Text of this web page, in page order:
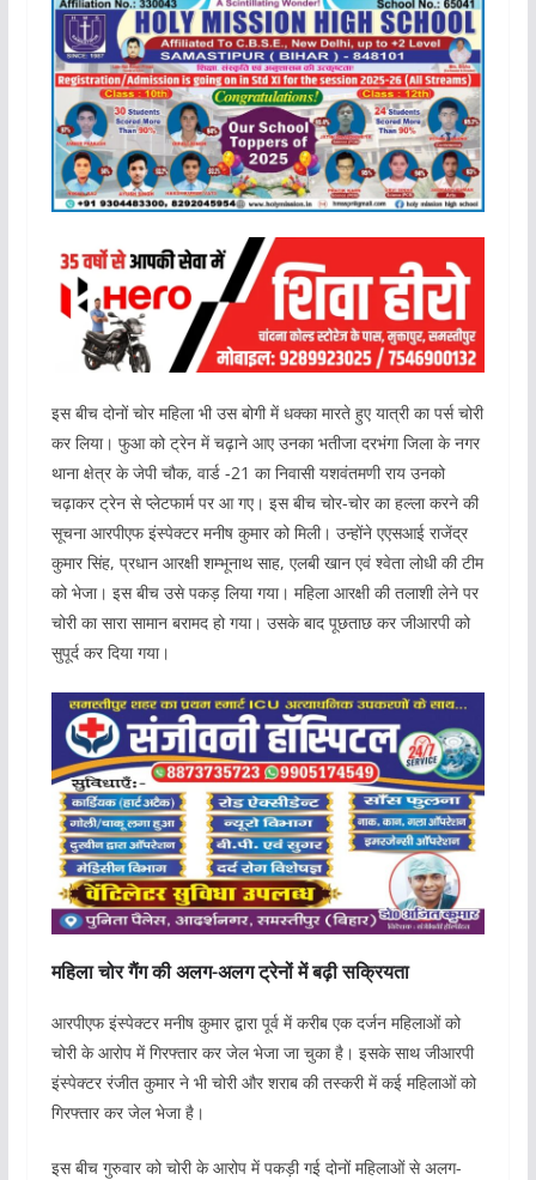
इस बीच दोनों चोर महिला भी उस बोगी में धक्का मारते हुए यात्री का पर्स चोरी
कर लिया। फुआ को ट्रेन में चढ़ाने आए उनका भतीजा दरभंगा जिला के नगर
थाना क्षेत्र के जेपी चौक, वार्ड -21 का निवासी यशवंतमणी राय उनको
चढ़ाकर ट्रेन से प्लेटफार्म पर आ गए। इस बीच चोर-चोर का हल्ला करने की
सूचना आरपीएफ इंस्पेक्टर मनीष कुमार को मिली। उन्होंने एएसआई राजेंद्र
कुमार सिंह, प्रधान आरक्षी शम्भूनाथ साह, एलबी खान एवं श्वेता लोधी की टीम
को भेजा। इस बीच उसे पकड़ लिया गया। महिला आरक्षी की तलाशी लेने पर
चोरी का सारा सामान बरामद हो गया। उसके बाद पूछताछ कर जीआरपी को
सुपूर्द कर दिया गया।
महिला चोर गैंग की अलग-अलग ट्रेनों में बढ़ी सक्रियता
आरपीएफ इंस्पेक्टर मनीष कुमार द्वारा पूर्व में करीब एक दर्जन महिलाओं को
चोरी के आरोप में गिरफ्तार कर जेल भेजा जा चुका है। इसके साथ जीआरपी
इंस्पेक्टर रंजीत कुमार ने भी चोरी और शराब की तस्करी में कई महिलाओं को
गिरफ्तार कर जेल भेजा है।
इस बीच गुरुवार को चोरी के आरोप में पकड़ी गई दोनों महिलाओं से अलग-